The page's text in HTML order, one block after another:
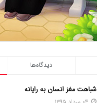
دیدگاه‌ها
شباهت مغز انسان به رایانه